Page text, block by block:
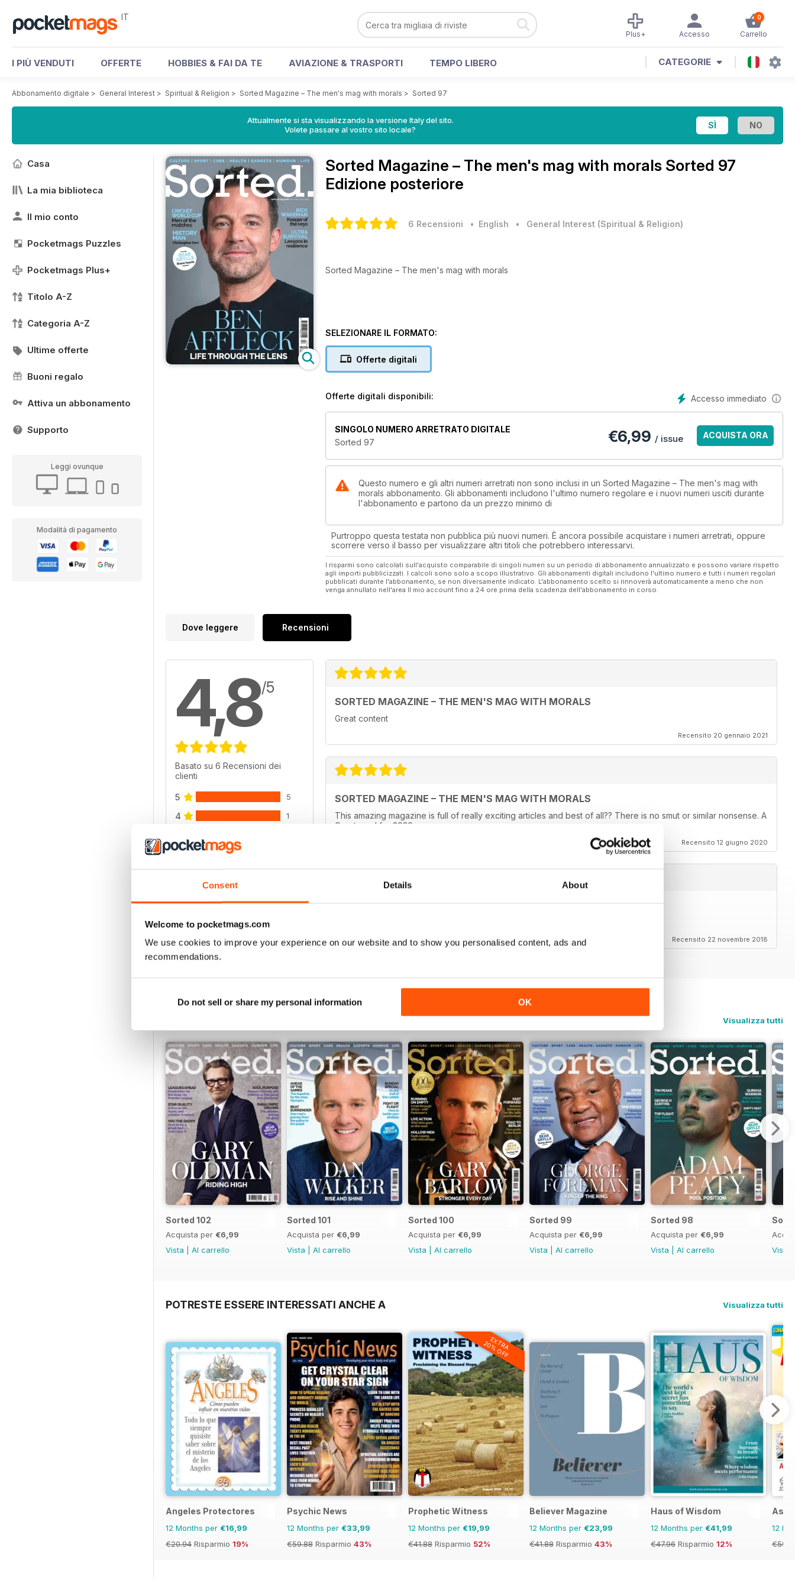
Consent Details About
Welcome to pocketmags.com
We use cookies to improve your experience on our website and to show you personalised content, ads and
recommendations.
Do not sell or share my personal information OK
IT 0
Carrello
Accesso
Plus+
I PIÙ VENDUTI OFFERTE HOBBIES & FAI DA TE AVIAZIONE & TRASPORTI TEMPO LIBERO CATEGORIE
Abbonamento digitale > General Interest > Spiritual & Religion > Sorted Magazine – The men's mag with morals > Sorted 97
Attualmente si sta visualizzando la versione Italy del sito.
Volete passare al vostro sito locale?
Casa
La mia biblioteca
Il mio conto
Pocketmags Puzzles
Pocketmags Plus+
Titolo A-Z
Categoria A-Z
Ultime offerte
Buoni regalo
Attiva un abbonamento
Supporto
Leggi ovunque
Modalità di pagamento
Sorted Magazine – The men's mag with morals Sorted 97
Edizione posteriore
6 Recensioni • English • General Interest (Spiritual & Religion)
Sorted Magazine – The men's mag with morals
SELEZIONARE IL FORMATO:
Offerte digitali
Accesso immediato
Offerte digitali disponibili:
SINGOLO NUMERO ARRETRATO DIGITALE
Sorted 97
€6,99 / issue ACQUISTA ORA
Questo numero e gli altri numeri arretrati non sono inclusi in un Sorted Magazine – The men's mag with
morals abbonamento. Gli abbonamenti includono l'ultimo numero regolare e i nuovi numeri usciti durante
l'abbonamento e partono da un prezzo minimo di
Purtroppo questa testata non pubblica più nuovi numeri. È ancora possibile acquistare i numeri arretrati, oppure
scorrere verso il basso per visualizzare altri titoli che potrebbero interessarvi.
I risparmi sono calcolati sull'acquisto comparabile di singoli numeri su un periodo di abbonamento annualizzato e possono variare rispetto
agli importi pubblicizzati. I calcoli sono solo a scopo illustrativo. Gli abbonamenti digitali includono l'ultimo numero e tutti i numeri regolari
pubblicati durante l'abbonamento, se non diversamente indicato. L'abbonamento scelto si rinnoverà automaticamente a meno che non
venga annullato nell'area Il mio account fino a 24 ore prima della scadenza dell'abbonamento in corso.
Dove leggere Recensioni
4,8/5
Basato su 6 Recensioni dei
clienti
5 5
4 1
2
1 0
SORTED MAGAZINE – THE MEN'S MAG WITH MORALS
Great content
Recensito 20 gennaio 2021
SORTED MAGAZINE – THE MEN'S MAG WITH MORALS
This amazing magazine is full of really exciting articles and best of all?? There is no smut or similar nonsense. A
Great read for 2020
Recensito 12 giugno 2020
GOOD QUALITY MENS MAG
Recensito 22 novembre 2018
Visualizza tutti
Sorted 102
Acquista per €6,99
Vista
Al carrello
Sorted 101
Acquista per €6,99
Vista
Al carrello
Sorted 100
Acquista per €6,99
Vista
Al carrello
Sorted 99
Acquista per €6,99
Vista
Al carrello
Sorted 98
Acquista per €6,99
Vista
Al carrello
Vista
POTRESTE ESSERE INTERESSATI ANCHE A Visualizza tutti
Angeles Protectores
12 Months per €16,99
€20.94 Risparmio 19%
Psychic News
12 Months per €33,99
€59.88 Risparmio 43%
EXTRA
20% OFF
Prophetic Witness
12 Months per €19,99
€41.88 Risparmio 52%
Believer Magazine
12 Months per €23,99
€41.88 Risparmio 43%
Haus of Wisdom
12 Months per €41,99
€47.96 Risparmio 12%
12